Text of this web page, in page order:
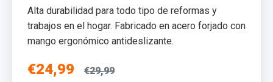
Alta durabilidad para todo tipo de reformas y
trabajos en el hogar. Fabricado en acero forjado con
mango ergonómico antideslizante.
€24,99 €29,99